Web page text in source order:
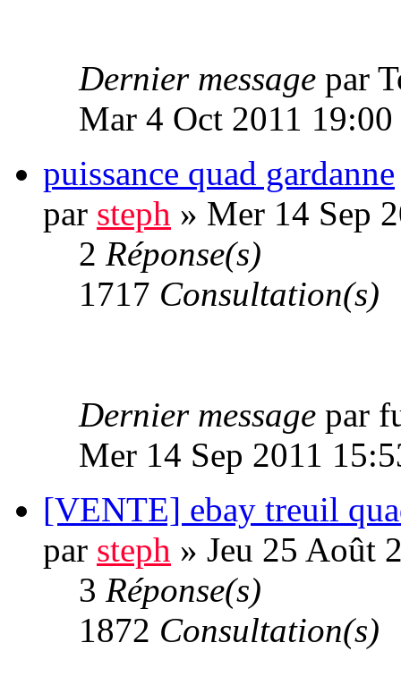
Dernier message par
Mar 4 Oct 2011 19:00
puissance quad gardanne
par steph » Mer 14 Sep
2 Réponse(s)
1717 Consultation(s)
Dernier message par
Mer 14 Sep 2011
[VENTE] ebay treuil
par steph » Jeu 25 Août
3 Réponse(s)
1872 Consultation(s)